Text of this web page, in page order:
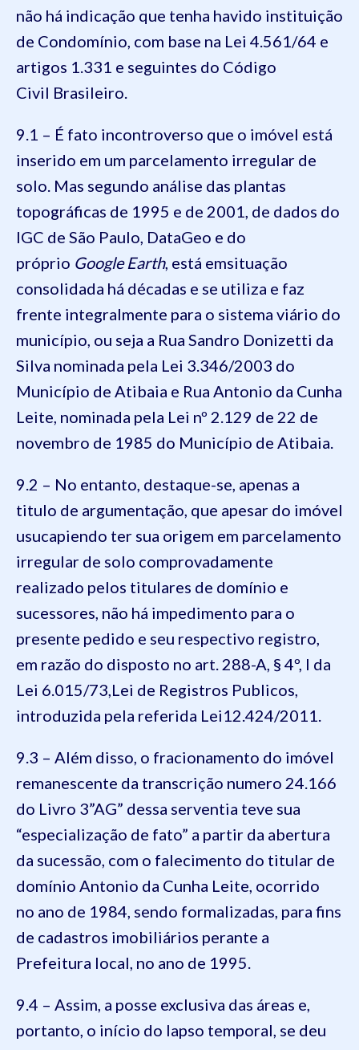
não há indicação que tenha havido instituição
de Condomínio, com base na Lei 4.561/64 e
artigos 1.331 e seguintes do Código
Civil Brasileiro.
9.1 – É fato incontroverso que o imóvel está
inserido em um parcelamento irregular de
solo. Mas segundo análise das plantas
topográficas de 1995 e de 2001, de dados do
IGC de São Paulo, DataGeo e do
próprio Google Earth, está emsituação
consolidada há décadas e se utiliza e faz
frente integralmente para o sistema viário do
município, ou seja a Rua Sandro Donizetti da
Silva nominada pela Lei 3.346/2003 do
Município de Atibaia e Rua Antonio da Cunha
Leite, nominada pela Lei nº 2.129 de 22 de
novembro de 1985 do Município de Atibaia.
9.2 – No entanto, destaque-se, apenas a
titulo de argumentação, que apesar do imóvel
usucapiendo ter sua origem em parcelamento
irregular de solo comprovadamente
realizado pelos titulares de domínio e
sucessores, não há impedimento para o
presente pedido e seu respectivo registro,
em razão do disposto no art. 288-A, § 4º, I da
Lei 6.015/73,Lei de Registros Publicos,
introduzida pela referida Lei12.424/2011.
9.3 – Além disso, o fracionamento do imóvel
remanescente da transcrição numero 24.166
do Livro 3”AG” dessa serventia teve sua
“especialização de fato” a partir da abertura
da sucessão, com o falecimento do titular de
domínio Antonio da Cunha Leite, ocorrido
no ano de 1984, sendo formalizadas, para fins
de cadastros imobiliários perante a
Prefeitura local, no ano de 1995.
9.4 – Assim, a posse exclusiva das áreas e,
portanto, o início do lapso temporal, se deu